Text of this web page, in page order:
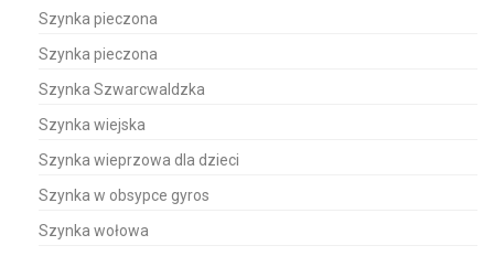
Szynka pieczona
Szynka pieczona
Szynka Szwarcwaldzka
Szynka wiejska
Szynka wieprzowa dla dzieci
Szynka w obsypce gyros
Szynka wołowa